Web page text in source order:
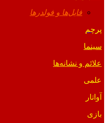
فایل‌ها و فولدرها
پرچم
سینما
علائم و نشانه‌ها
علمی
آواتار
بازی